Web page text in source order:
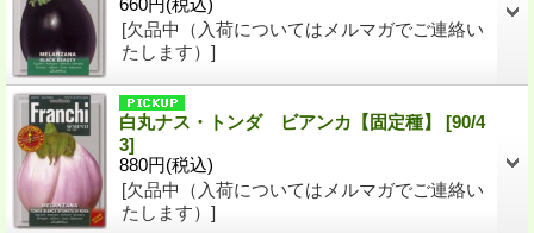
[欠品中（入荷についてはメルマガでご連絡い
たします）]
白丸ナス・トンダ ビアンカ【固定種】 [90/4
3]
880円(税込)
[欠品中（入荷についてはメルマガでご連絡い
たします）]